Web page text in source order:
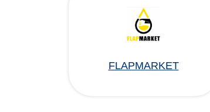
FLAPMARKET